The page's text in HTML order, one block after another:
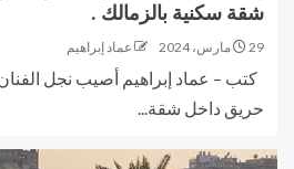
شقة سكنية بالزمالك .
29 مارس، 2024 عماد إبراهيم
كتب – عماد إبراهيم أصيب نجل الفنان
حريق داخل شقة...